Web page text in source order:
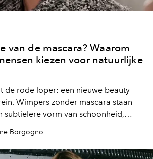
van de mascara? Waarom
kiezen voor natuurlijke
de rode loper: een nieuwe beauty-
Wimpers zonder mascara staan
subtielere vorm van schoonheid,
belangrijker is dan een overvloed
Borgogno